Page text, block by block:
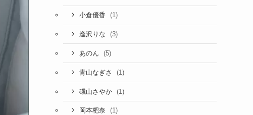
小倉優香 (1)
逢沢りな (3)
あのん (5)
青山なぎさ (1)
磯山さやか (1)
岡本杷奈 (1)